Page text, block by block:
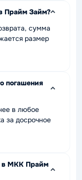
Прайм Займ?
сумма
размер
погашения
в любое
за досрочное
в МКК Прайм